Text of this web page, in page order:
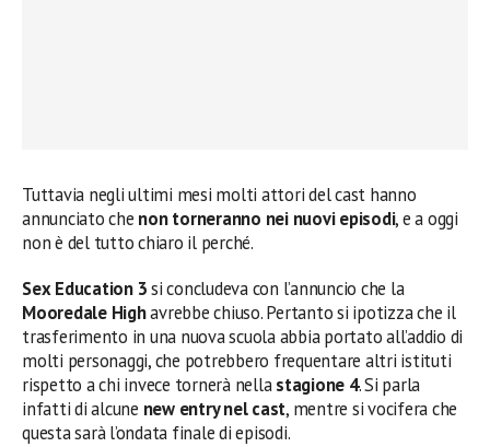
Tuttavia negli ultimi mesi molti attori del cast hanno
annunciato che non torneranno nei nuovi episodi, e a oggi
non è del tutto chiaro il perché.
Sex Education 3si concludeva con l’annuncio che la
Mooredale Highavrebbe chiuso. Pertanto si ipotizza che il
trasferimento in una nuova scuola abbia portato all’addio di
molti personaggi, che potrebbero frequentare altri istituti
rispetto a chi invece tornerà nellastagione 4. Si parla
infatti di alcune new entry nel cast, mentre si vocifera che
questa sarà l’ondata finale di episodi.